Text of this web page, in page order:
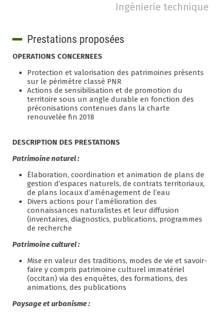
Ingénierie technique
Prestations proposées
OPERATIONS CONCERNEES
Protection et valorisation des patrimoines présents
sur le périmètre classé PNR
Actions de sensibilisation et de promotion du
territoire sous un angle durable en fonction des
préconisations contenues dans la charte
renouvelée fin 2018
DESCRIPTION DES PRESTATIONS
Patrimoine naturel :
Élaboration, coordination et animation de plans de
gestion d’espaces naturels, de contrats territoriaux,
de plans locaux d’aménagement de l’eau
Divers actions pour l’amélioration des
connaissances naturalistes et leur diffusion
(inventaires, diagnostics, publications, programmes
de recherche
Patrimoine culturel :
Mise en valeur des traditions, modes de vie et savoir-
faire y compris patrimoine culturel immatériel
(occitan) via des enquêtes, des formations, des
animations, des publications
Paysage et urbanisme :